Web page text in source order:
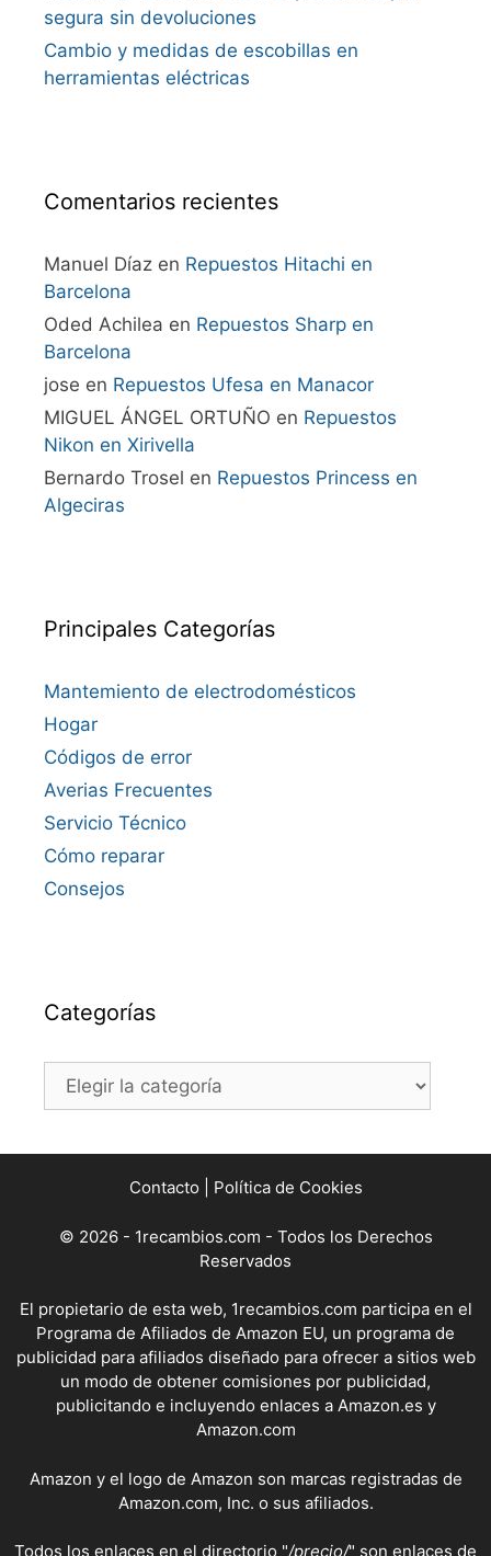
segura sin devoluciones
Cambio y medidas de escobillas en
herramientas eléctricas
Comentarios recientes
Manuel Díaz en Repuestos Hitachi en
Barcelona
Oded Achilea en Repuestos Sharp en
Barcelona
jose en Repuestos Ufesa en Manacor
MIGUEL ÁNGEL ORTUÑO en Repuestos
Nikon en Xirivella
Bernardo Trosel en Repuestos Princess en
Algeciras
Principales Categorías
Mantemiento de electrodomésticos
Hogar
Códigos de error
Averias Frecuentes
Servicio Técnico
Cómo reparar
Consejos
Categorías
Categorías
Contacto Política de Cookies
© 2026 - 1recambios.com - Todos los Derechos
Reservados
El propietario de esta web, 1recambios.com participa en el
Programa de Afiliados de Amazon EU, un programa de
publicidad para afiliados diseñado para ofrecer a sitios web
un modo de obtener comisiones por publicidad,
publicitando e incluyendo enlaces a Amazon.es y
Amazon.com
Amazon y el logo de Amazon son marcas registradas de
Amazon.com, Inc. o sus afiliados.
Todos los enlaces en el directorio "/precio/" son enlaces de